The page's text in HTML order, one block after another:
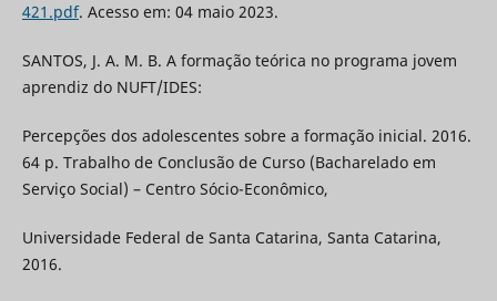
421.pdf. Acesso em: 04 maio 2023.
SANTOS, J. A. M. B. A formação teórica no programa jovem
aprendiz do NUFT/IDES:
Percepções dos adolescentes sobre a formação inicial. 2016.
64 p. Trabalho de Conclusão de Curso (Bacharelado em
Serviço Social) – Centro Sócio-Econômico,
Universidade Federal de Santa Catarina, Santa Catarina,
2016.